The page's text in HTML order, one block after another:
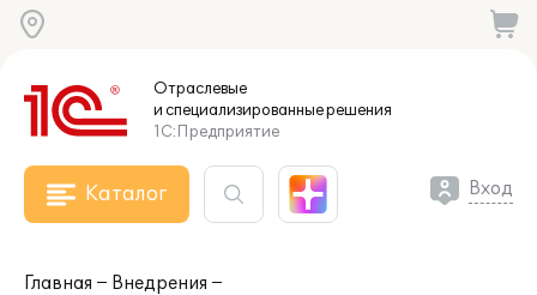
Отраслевые
и специализированныерешения
1С:Предприятие
Каталог Вход
Главная
Внедрения